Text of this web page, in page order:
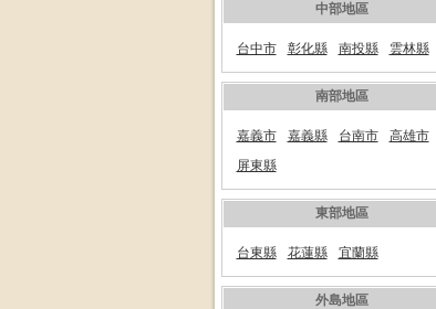
中部地區
台中市 彰化縣 南投縣 雲林縣
南部地區
嘉義市 嘉義縣 台南市
高雄市
屏東縣
東部地區
台東縣 花蓮縣 宜蘭縣
外島地區